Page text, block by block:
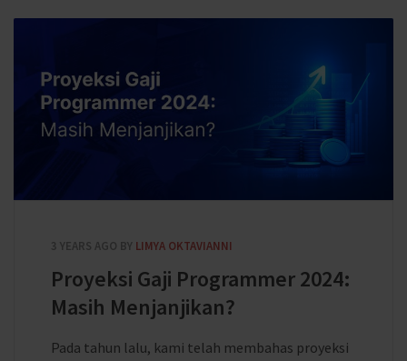
3 YEARS AGO BY LIMYA OKTAVIANNI
Proyeksi Gaji Programmer 2024:
Masih Menjanjikan?
Pada tahun lalu, kami telah membahas proyeksi